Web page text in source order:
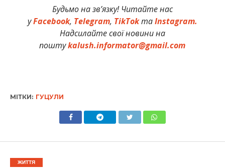
Будьмо на зв’язку! Читайте нас
уFacebook, Telegram, TikTokтаInstagram.
Надсилайте свої новини на
поштуkalush.informator@gmail.com
МІТКИ: ГУЦУЛИ
ЖИТТЯ